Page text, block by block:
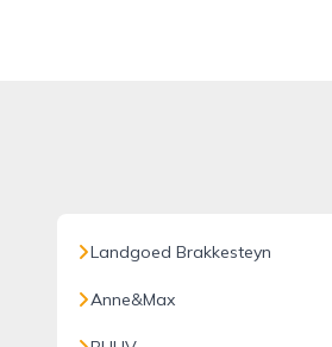
Landgoed Brakkesteyn
Anne&Max